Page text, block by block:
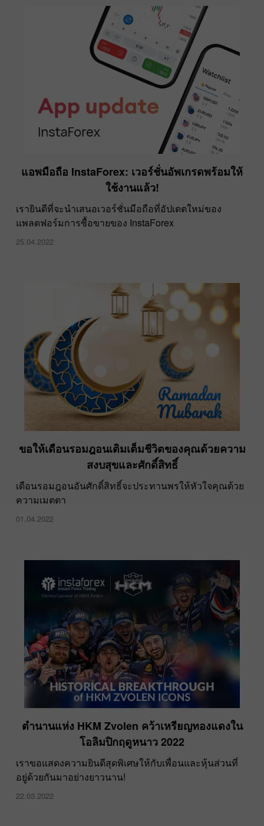
แอพมือถือ InstaForex: เวอร์ชั่นอัพเกรดพร้อมให้
ใช้งานแล้ว!
เรายินดีที่จะนำเสนอเวอร์ชั่นมือถือที่อัปเดตใหม่ของ
แพลตฟอร์มการซื้อขายของ InstaForex
25.04.2022
ขอให้เดือนรอมฎอนเติมเต็มชีวิตของคุณด้วยความ
สงบสุขและศักดิ์สิทธิ์
เดือนรอมฎอนอันศักดิ์สิทธิ์จะประทานพรให้หัวใจคุณด้วย
ความเมตตา
01.04.2022
ตำนานแห่ง HKM Zvolen คว้าเหรียญทองแดงใน
โอลิมปิกฤดูหนาว 2022
เราขอแสดงความยินดีสุดพิเศษให้กับเพื่อนและหุ้นส่วนที่
อยู่ด้วยกันมาอย่างยาวนาน!
22.03.2022